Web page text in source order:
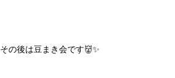
その後は豆まき会です👹✨️